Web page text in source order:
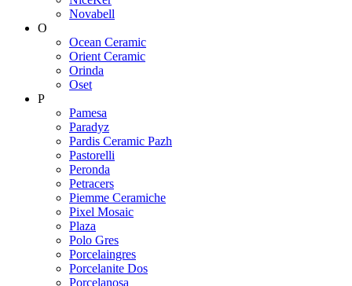
Novabell
O
Ocean Ceramic
Orient Ceramic
Orinda
Oset
P
Pamesa
Paradyz
Pardis Ceramic Pazh
Pastorelli
Peronda
Petracers
Piemme Ceramiche
Pixel Mosaic
Plaza
Polo Gres
Porcelaingres
Porcelanite Dos
Porcelanosa